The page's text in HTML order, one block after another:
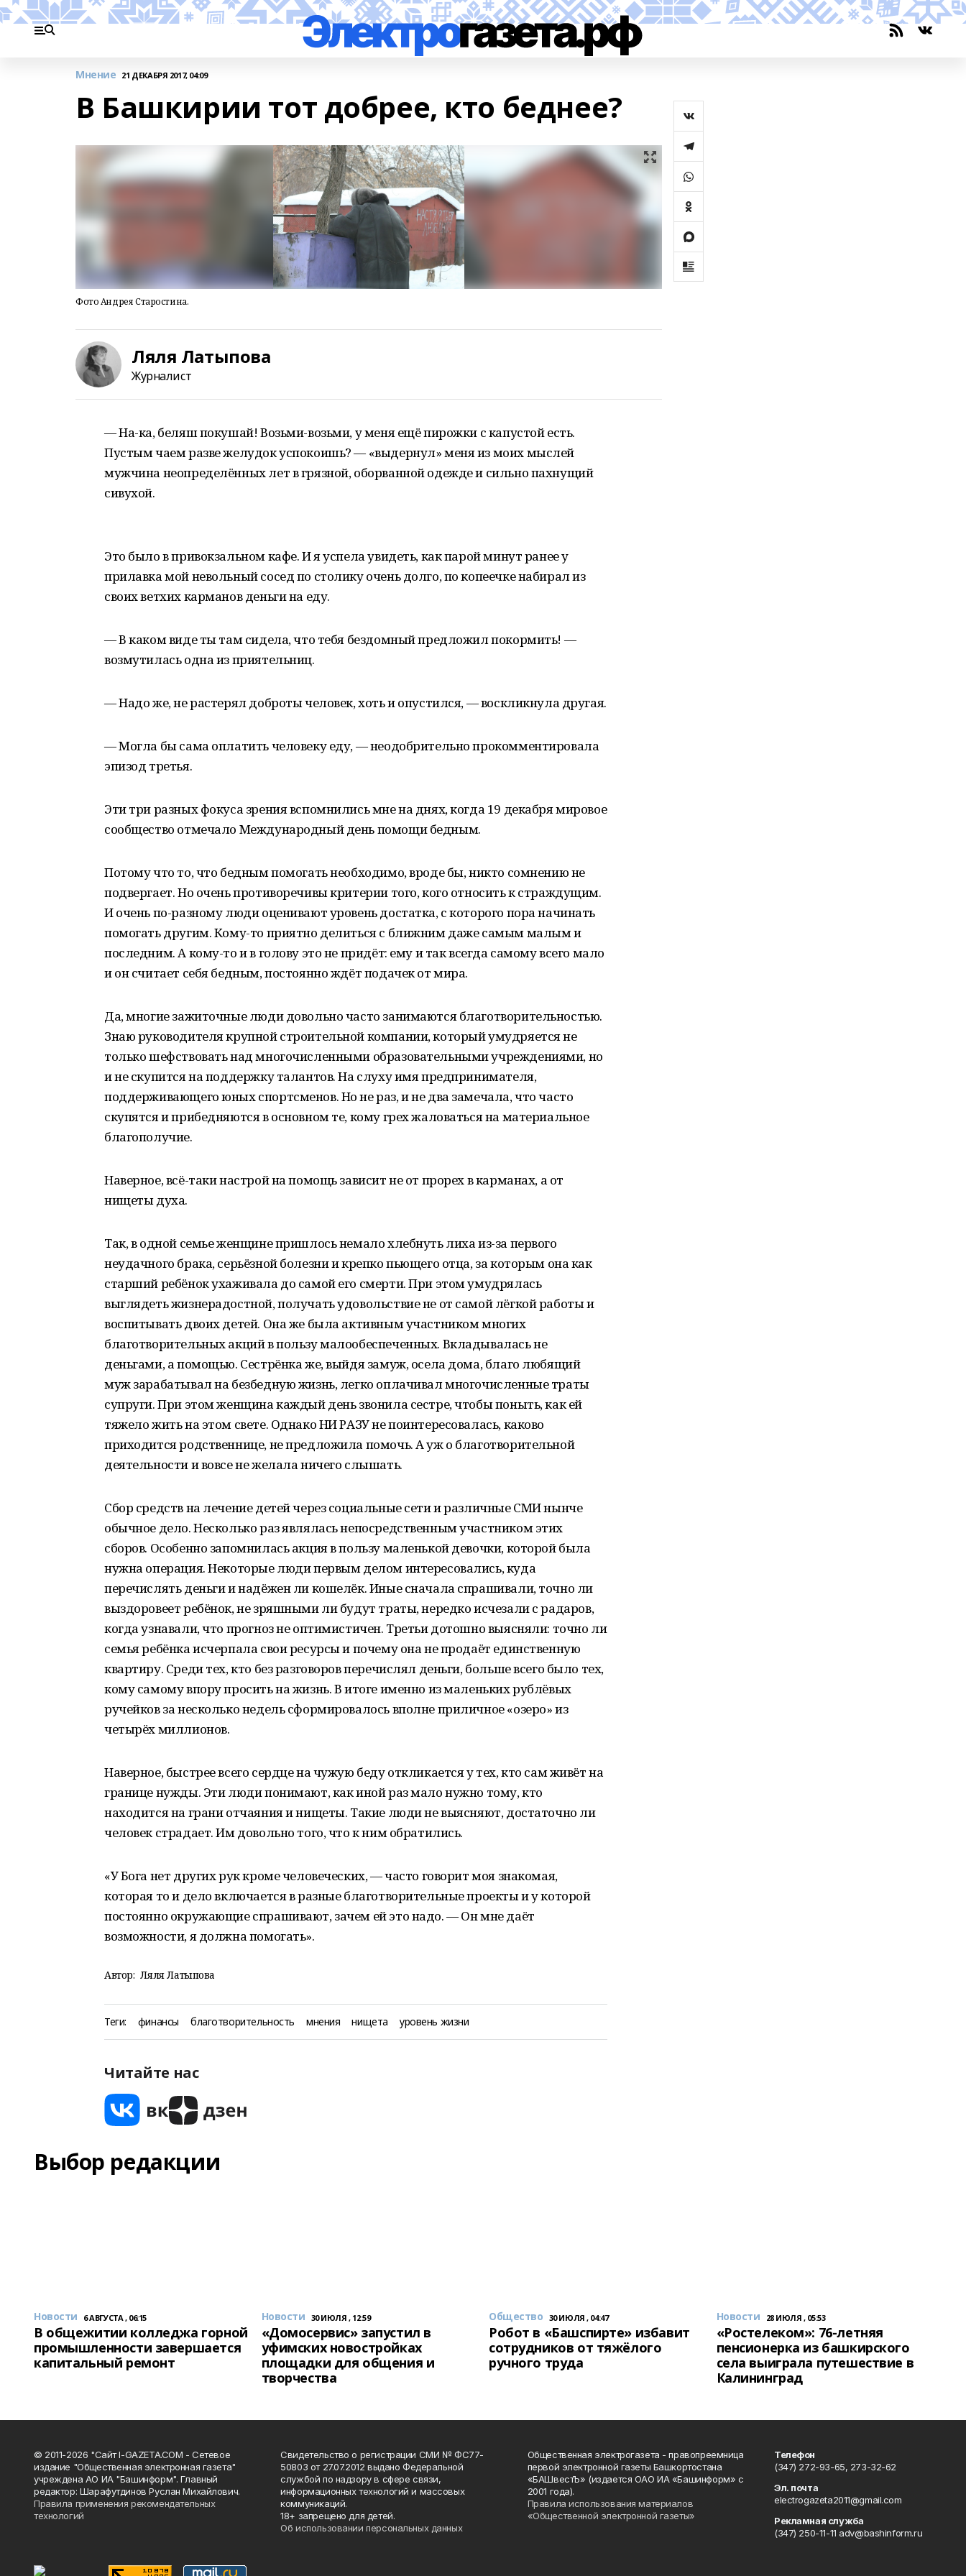
Мнение 21 ДЕКАБРЯ 2017, 04:09
В Башкирии тот добрее, кто беднее?
Фото Андрея Старостина.
Ляля Латыпова
Журналист
— На-ка, беляш покушай! Возьми-возьми, у меня ещё пирожки с капустой есть.
Пустым чаем разве желудок успокоишь? — «выдернул» меня из моих мыслей
мужчина неопределённых лет в грязной, оборванной одежде и сильно пахнущий
сивухой.
Это было в привокзальном кафе. И я успела увидеть, как парой минут ранее у
прилавка мой невольный сосед по столику очень долго, по копеечке набирал из
своих ветхих карманов деньги на еду.
— В каком виде ты там сидела, что тебя бездомный предложил покормить! —
возмутилась одна из приятельниц.
— Надо же, не растерял доброты человек, хоть и опустился, — воскликнула другая.
— Могла бы сама оплатить человеку еду, — неодобрительно прокомментировала
эпизод третья.
Эти три разных фокуса зрения вспомнились мне на днях, когда 19 декабря мировое
сообщество отмечало Международный день помощи бедным.
Потому что то, что бедным помогать необходимо, вроде бы, никто сомнению не
подвергает. Но очень противоречивы критерии того, кого относить к страждущим.
И очень по-разному люди оценивают уровень достатка, с которого пора начинать
помогать другим. Кому-то приятно делиться с ближним даже самым малым и
последним. А кому-то и в голову это не придёт: ему и так всегда самому всего мало
и он считает себя бедным, постоянно ждёт подачек от мира.
Да, многие зажиточные люди довольно часто занимаются благотворительностью.
Знаю руководителя крупной строительной компании, который умудряется не
только шефствовать над многочисленными образовательными учреждениями, но
и не скупится на поддержку талантов. На слуху имя предпринимателя,
поддерживающего юных спортсменов. Но не раз, и не два замечала, что часто
скупятся и прибедняются в основном те, кому грех жаловаться на материальное
благополучие.
Наверное, всё-таки настрой на помощь зависит не от прорех в карманах, а от
нищеты духа.
Так, в одной семье женщине пришлось немало хлебнуть лиха из-за первого
неудачного брака, серьёзной болезни и крепко пьющего отца, за которым она как
старший ребёнок ухаживала до самой его смерти. При этом умудрялась
выглядеть жизнерадостной, получать удовольствие не от самой лёгкой работы и
воспитывать двоих детей. Она же была активным участником многих
благотворительных акций в пользу малообеспеченных. Вкладывалась не
деньгами, а помощью. Сестрёнка же, выйдя замуж, осела дома, благо любящий
муж зарабатывал на безбедную жизнь, легко оплачивал многочисленные траты
супруги. При этом женщина каждый день звонила сестре, чтобы поныть, как ей
тяжело жить на этом свете. Однако НИ РАЗУ не поинтересовалась, каково
приходится родственнице, не предложила помочь. А уж о благотворительной
деятельности и вовсе не желала ничего слышать.
Сбор средств на лечение детей через социальные сети и различные СМИ нынче
обычное дело. Несколько раз являлась непосредственным участником этих
сборов. Особенно запомнилась акция в пользу маленькой девочки, которой была
нужна операция. Некоторые люди первым делом интересовались, куда
перечислять деньги и надёжен ли кошелёк. Иные сначала спрашивали, точно ли
выздоровеет ребёнок, не зряшными ли будут траты, нередко исчезали с радаров,
когда узнавали, что прогноз не оптимистичен. Третьи дотошно выясняли: точно ли
семья ребёнка исчерпала свои ресурсы и почему она не продаёт единственную
квартиру. Среди тех, кто без разговоров перечислял деньги, больше всего было тех,
кому самому впору просить на жизнь. В итоге именно из маленьких рублёвых
ручейков за несколько недель сформировалось вполне приличное «озеро» из
четырёх миллионов.
Наверное, быстрее всего сердце на чужую беду откликается у тех, кто сам живёт на
границе нужды. Эти люди понимают, как иной раз мало нужно тому, кто
находится на грани отчаяния и нищеты. Такие люди не выясняют, достаточно ли
человек страдает. Им довольно того, что к ним обратились.
«У Бога нет других рук кроме человеческих, — часто говорит моя знакомая,
которая то и дело включается в разные благотворительные проекты и у которой
постоянно окружающие спрашивают, зачем ей это надо. — Он мне даёт
возможности, я должна помогать».
Автор: Ляля Латыпова
Теги: финансы благотворительность мнения нищета уровень жизни
Читайте нас
Выбор редакции
Новости 6 АВГУСТА , 06:15
В общежитии колледжа горной
промышленности завершается
капитальный ремонт
Новости 30 ИЮЛЯ , 12:59
«Домосервис» запустил в
уфимских новостройках
площадки для общения и
творчества
Общество 30 ИЮЛЯ , 04:47
Робот в «Башспирте» избавит
сотрудников от тяжёлого
ручного труда
Новости 28 ИЮЛЯ , 05:53
«Ростелеком»: 76-летняя
пенсионерка из башкирского
села выиграла путешествие в
Калининград
© 2011-2026 "Сайт I-GAZETA.COM - Сетевое
издание "Общественная электронная газета"
учреждена АО ИА "Башинформ". Главный
редактор: Шарафутдинов Руслан Михайлович.
Правила применения рекомендательных
технологий
Свидетельство о регистрации СМИ № ФС77-
50803 от 27.07.2012 выдано Федеральной
службой по надзору в сфере связи,
информационных технологий и массовых
коммуникаций.
18+ запрещено для детей.
Об использовании персональных данных
Общественная электрогазета - правопреемница
первой электронной газеты Башкортостана
«БАШвестЪ» (издается ОАО ИА «Башинформ» с
2001 года).
Правила использования материалов
«Общественной электронной газеты»
Телефон
(347) 272-93-65, 273-32-62
Эл. почта
electrogazeta2011@gmail.com
Рекламная служба
(347) 250-11-11 adv@bashinform.ru